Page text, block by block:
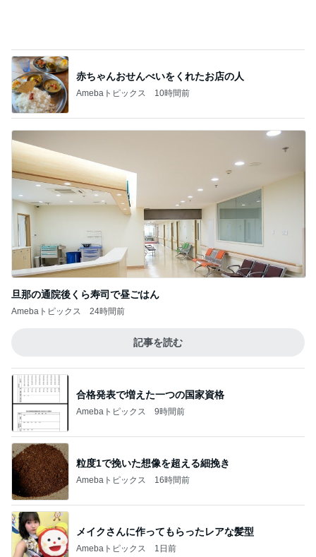
赤ちゃんおせんべいをくれたお店の人
Amebaトピックス 10時間前
旦那の通院後くら寿司で昼ごはん
Amebaトピックス 24時間前
記事を読む
合格発表で増えた一つの国家資格
Amebaトピックス 9時間前
粒度1で挽いた想像を超える細挽き
Amebaトピックス 16時間前
メイクさんに作ってもらったレアな髪型
Amebaトピックス 1日前